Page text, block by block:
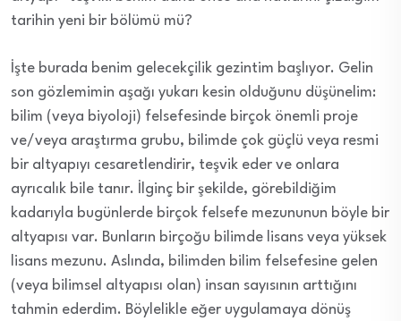
tarihin yeni bir bölümü mü?
İşte burada benim gelecekçilik gezintim başlıyor. Gelin
son gözlemimin aşağı yukarı kesin olduğunu düşünelim:
bilim (veya biyoloji) felsefesinde birçok önemli proje
ve/veya araştırma grubu, bilimde çok güçlü veya resmi
bir altyapıyı cesaretlendirir, teşvik eder ve onlara
ayrıcalık bile tanır. İlginç bir şekilde, görebildiğim
kadarıyla bugünlerde birçok felsefe mezununun böyle bir
altyapısı var. Bunların birçoğu bilimde lisans veya yüksek
lisans mezunu. Aslında, bilimden bilim felsefesine gelen
(veya bilimsel altyapısı olan) insan sayısının arttığını
tahmin ederdim. Böylelikle eğer uygulamaya dönüş